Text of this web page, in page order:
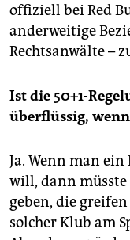
offiziell bei Red
anderweitige
Rechtsanwälte –
Ist die 50+1-
überflüssig,
Ja. Wenn man
will, dann müsste
geben, die
solcher Klub am